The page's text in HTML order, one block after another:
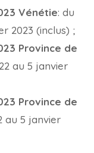
Vénétie: du
2023 (inclus) ;
Province de
au 5 janvier
Province de
au 5 janvier